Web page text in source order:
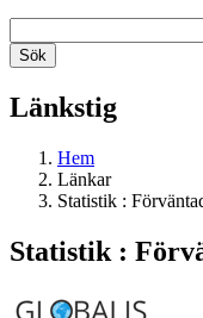
Länkstig
Hem
Länkar
Statistik :
Statistik :